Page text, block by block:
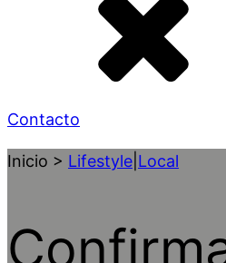
Contacto
Inicio > Lifestyle Local